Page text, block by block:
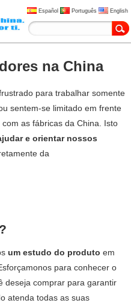
Español Português English
na China
para trabalhar somente
sentem-se limitado em frente
as fábricas da China. Isto
e orientar nossos
da
um estudo do produto em
para conhecer o
deseja comprar para garantir
atenda todas as suas